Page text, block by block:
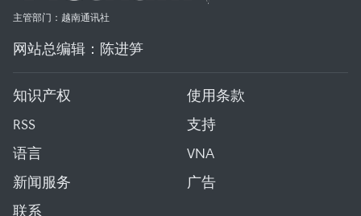
主管部门：越南通讯社
网站总编辑：陈进笋
知识产权
使用条款
RSS
支持
语言
VNA
新闻服务
广告
联系